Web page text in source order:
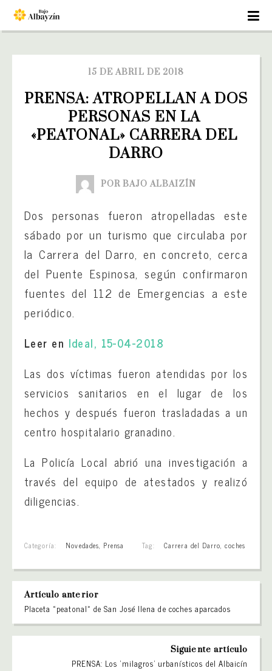
15 DE ABRIL DE 2018
PRENSA: ATROPELLAN A DOS
PERSONAS EN LA
«PEATONAL» CARRERA DEL
DARRO
POR BAJO ALBAIZÍN
Dos personas fueron atropelladas este
sábado por un turismo que circulaba por
la Carrera del Darro, en concreto, cerca
del Puente Espinosa, según confirmaron
fuentes del 112 de Emergencias a este
periódico.
Leer en Ideal, 15-04-2018
Las dos víctimas fueron atendidas por los
servicios sanitarios en el lugar de los
hechos y después fueron trasladadas a un
centro hospitalario granadino.
La Policía Local abrió una investigación a
través del equipo de atestados y realizó
diligencias.
Categoría: Novedades, Prensa Tag: Carrera del Darro,coches
Artículo anterior
Placeta «peatonal» de San José llena de coches aparcados
Siguiente artículo
PRENSA: Los ‘milagros’ urbanísticos del Albaicín